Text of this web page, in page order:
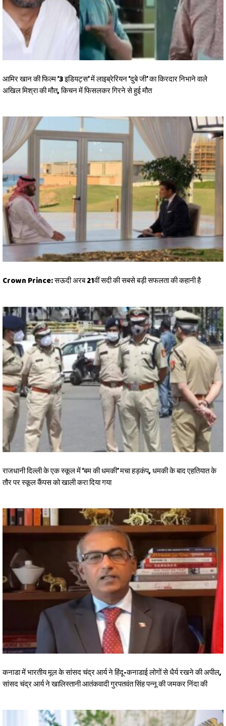
आमिर खान की फिल्म ‘3 इडियट्स’ में लाइब्रेरियन ‘दुबे जी’ का किरदार निभाने वाले
अखिल मिश्रा की मौत, किचन में फिसलकर गिरने से हुई मौत
Crown Prince: सऊदी अरब 21वीं सदी की सबसे बड़ी सफलता की कहानी है
राजधानी दिल्ली के एक स्कूल में ‘बम की धमकी’ मचा हड़कंप, धमकी के बाद एहतियात के
तौर पर स्कूल कैंपस को खाली करा दिया गया
कनाडा में भारतीय मूल के सांसद चंद्र आर्य ने हिंदू-कनाडाई लोगों से धैर्य रखने की अपील,
सांसद चंद्र आर्य ने खालिस्तानी आतंकवादी गुरपतवंत सिंह पन्नू की जमकर निंदा की